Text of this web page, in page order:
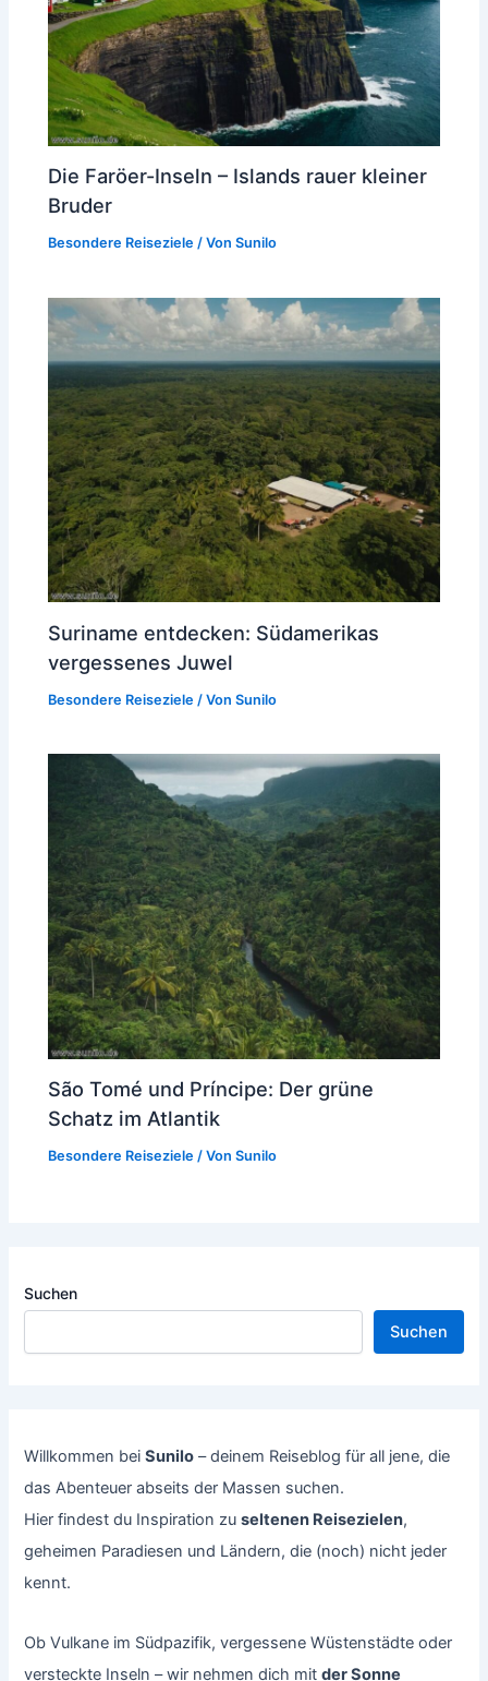
Die Faröer-Inseln – Islands rauer kleiner
Bruder
Besondere Reiseziele / VonSunilo
Suriname entdecken: Südamerikas
vergessenes Juwel
Besondere Reiseziele / VonSunilo
São Tomé und Príncipe: Der grüne
Schatz im Atlantik
Besondere Reiseziele / VonSunilo
Suchen
Suchen
Willkommen beiSunilo – deinem Reiseblog für all jene, die
das Abenteuer abseits der Massen suchen.
Hier findest du Inspiration zuseltenen Reisezielen,
geheimen Paradiesen und Ländern, die (noch) nicht jeder
kennt.
Ob Vulkane im Südpazifik, vergessene Wüstenstädte oder
versteckte Inseln – wir nehmen dich mitder Sonne